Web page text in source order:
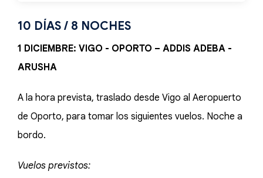
10 DÍAS / 8 NOCHES
1 DICIEMBRE: VIGO - OPORTO – ADDIS ADEBA -
ARUSHA
A la hora prevista, traslado desde Vigo al Aeropuerto
de Oporto, para tomar los siguientes vuelos. Noche a
bordo.
Vuelos previstos: